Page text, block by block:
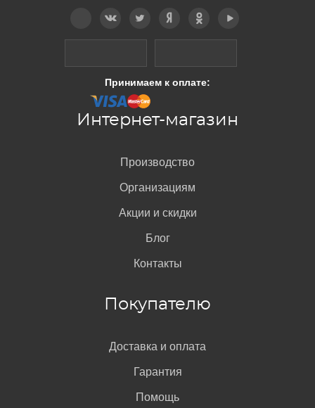
Принимаем к оплате:
Интернет-магазин
Производство
Организациям
Акции и скидки
Блог
Контакты
Покупателю
Доставка и оплата
Гарантия
Помощь